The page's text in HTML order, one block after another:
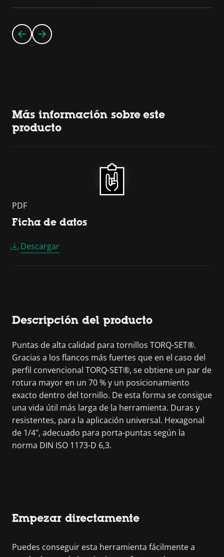
Más información sobre este
producto
PDF
Ficha de datos
Descargar
Descripción del producto
Puntas de alta calidad para tornillos TORQ-SET®.
Gracias a los flancos más fuertes que en el caso del
perfil convencional TORQ-SET®, se obtiene un par de
rotura mayor en un 70 % y un posicionamiento
exacto dentro del tornillo. De esta forma se consigue
una vida útil más larga de la herramienta. Duras y
resistentes, para la aplicación universal. Hexagonal
de 1/4", adecuado para porta-puntas según la
norma DIN ISO 1173-D 6,3.
Empezar directamente
Puedes conseguir esta herramienta fácilmente a